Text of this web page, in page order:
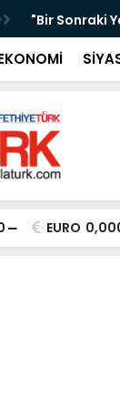
"Bir Sonraki
EURO